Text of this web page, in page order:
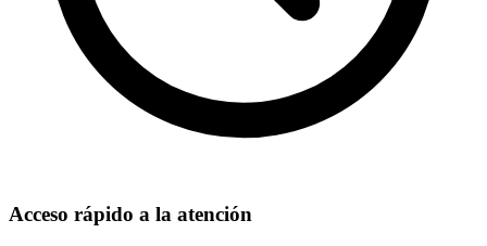
Acceso rápido a la atención